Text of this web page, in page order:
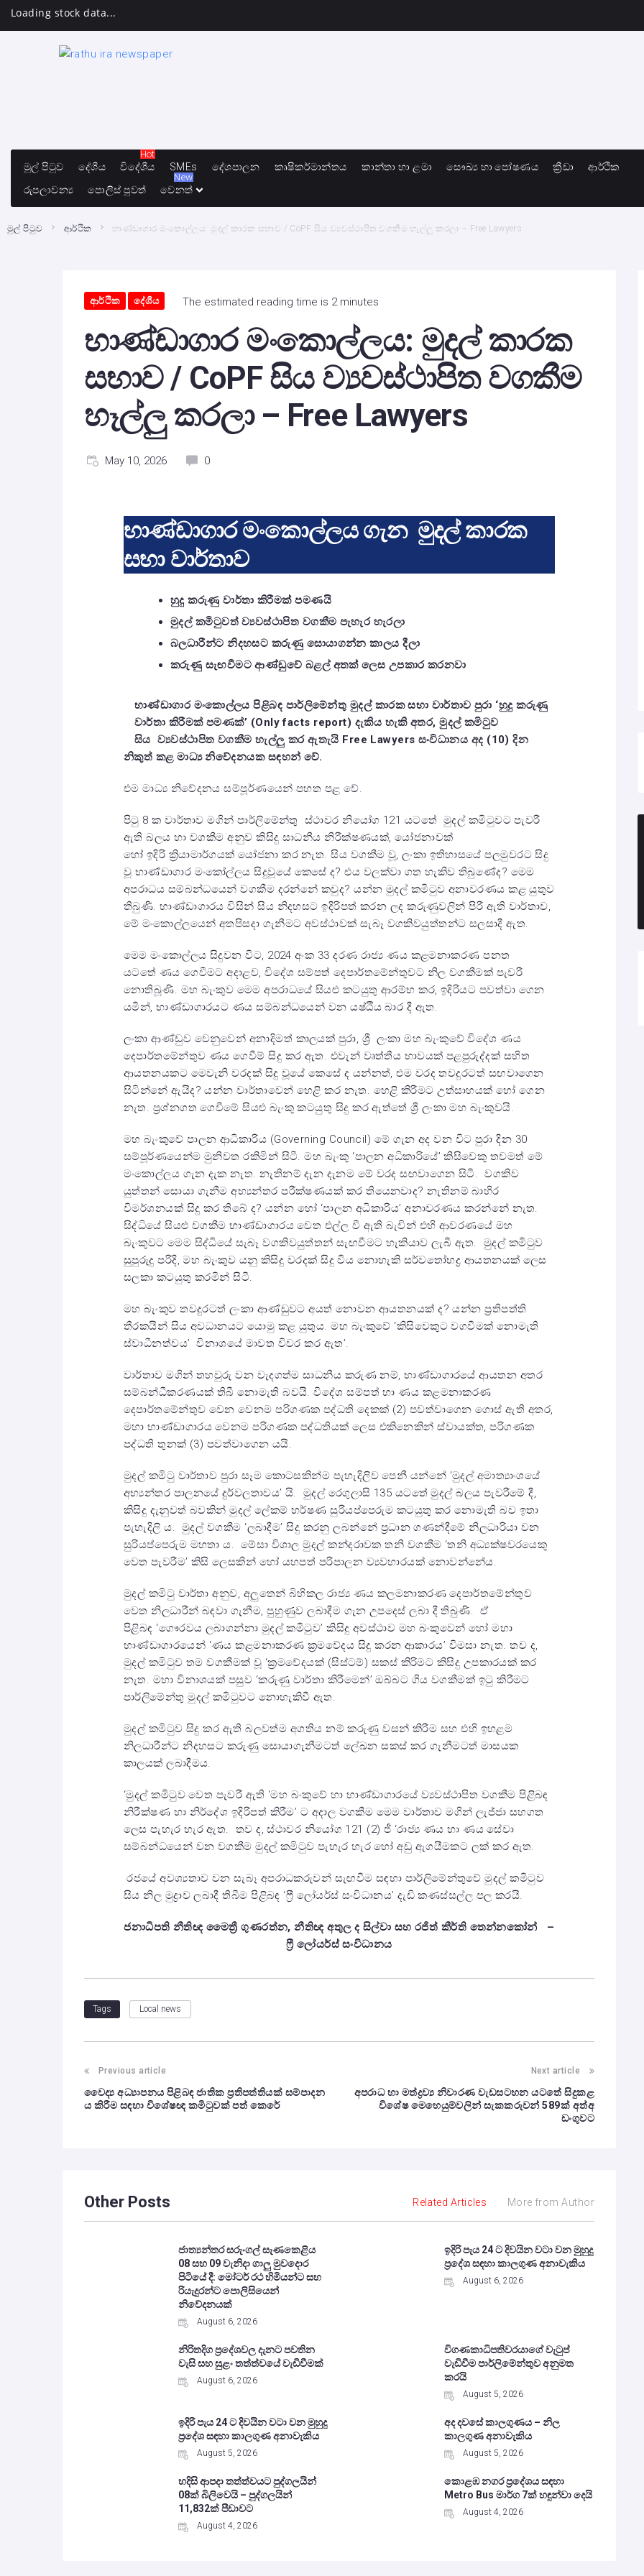
Loading stock data...
මුල් පිටුව දේශීය විදේශීය
Hot
SMEs
දේශපාලන කෘෂිකර්මාන්තය කාන්තා හා ළමා සෞඛ්‍ය හා පෝෂණය ක්‍රීඩා
ආර්ථික
රුපලාවන්‍ය
පොලිස් පුවත් වෙනත්
New
මුල් පිටුව ආර්ථික භාණ්ඩාගාර මංකොල්ලය: මුදල් කාරක සභාව / CoPF සිය ව්‍යවස්ථාපිත වගකීම හෑල්ලු කරලා – Free Lawyers
ආර්ථික දේශීය The estimated reading time is 2 minutes
භාණ්ඩාගාර මංකොල්ලය: මුදල් කාරක
සභාව / CoPF සිය ව්‍යවස්ථාපිත වගකීම
හෑල්ලු කරලා – Free Lawyers
May 10, 2026 0
භාණ්ඩාගාර මංකොල්ලය ගැන මුදල් කාරක
සභා වාර්තාව
හුදු කරුණු වාර්තා කිරීමක් පමණයි
මුදල් කමිටුවත් ව්‍යවස්ථාපිත වගකීම පැහැර හැරලා
බලධාරීන්ට නිදහසට කරුණු සොයාගන්න කාලය දීලා
කරුණු සැඟවීමට ආණ්ඩුවේ බළල් අතක් ලෙස උපකාර කරනවා
භාණ්ඩාගාර මංකොල්ලය පිළිබඳ පාර්ලිමේන්තු මුදල් කාරක සභා වාර්තාව පුරා ‘හුදු කරුණු
වාර්තා කිරීමක් පමණක්’ (Only ‍facts report) දැකිය හැකි අතර, මුදල් කමිටුව
සිය ව්‍යවස්ථාපිත වගකීම හැල්ලු කර ඇතැයි Free Lawyers සංවිධානය අද (10) දින
නිකුත් කළ මාධ්‍ය නිවේදනයක සඳහන් වේ.
එම මාධ්‍ය නිවේදනය සම්පූර්ණයෙන් පහත පළ වේ.
පිටු 8 ක වාර්තාව මගින් පාර්ලිමේන්තු ස්ථාවර නියෝග 121 යටතේ මුදල් කමිටුවට පැවරී
ඇති බලය හා වගකීම අනුව කිසිදු සාධනීය නිරීක්ෂණයක්, යෝජනාවක්
හෝ ඉදිරි ක්‍රියාමාර්ගයක් යෝජනා කර නැත. සිය වගකීම වූ, ලංකා ඉතිහාසයේ පලමුවරට සිදු
වූ භාණ්ඩාගාර මංකෝල්ලය සිදුවූයේ කෙසේ ද? එය වලක්වා ගත හැකිව ති‍බුණේද? මෙම
අපරාධය සම්බන්ධයෙන් වගකීම දරන්නේ කවුද? යන්න මුදල් කමිටුව අනාවරණය කළ යුතුව
තිබුණි. භාණ්ඩාගාරය විසින් සිය නිදහසට ඉදිරිපත් කරන ලද කරුණුවලින් පිරී ඇති වාර්තාව,
මේ මංකොල්ලයෙන් අතපිසදා ගැනීමට අවස්ථාවක් සැබෑ වගකිවයුත්තන්ට සලසාදී ඇත.
මෙම මංකොල්ලය සිදුවන විට, 2024 අංක 33 දරණ රාජ්‍ය ණය කළමනාකරණ පනත
යටතේ ණය ගෙවීමට අදාළව, විදේශ සම්පත් දෙපාර්තමේන්තුවට නිල වගකීමක් පැවරී
නොතිබූණි. මහ බැංකුව මෙම අපරාධයේ සියළු කටයුතු ආරම්භ කර, ඉදිරියට පවත්වා ගෙන
යමින්, භාණ්ඩාගාරයට ණය සම්බන්ධයෙන් වන යෂ්ඨිය බාර දී ඇත.
ලංකා ආණ්ඩුව වෙනුවෙන් අනාදිමත් කාලයක් පුරා, ශ්‍රී ලංකා මහ බැංකුවේ විදේශ ණය
දෙපාර්තමේන්තුව ණය ගෙවීම් සිදු කර ඇත. එවැන් වෘත්තීය භාවයක් පළපුරුද්දක් සහිත
ආයතනයකට මෙවැනි වරදක් සිදු වූයේ කෙසේ ද යන්නත්, එම වරද තවදුරටත් සඟවාගෙන
සිටින්නේ ඇයිද? යන්න වාර්තාවෙන් හෙළි කර නැත. හෙළි කිරීමට උත්සාහයක් හෝ ගෙන
නැත. ප්‍රශ්නගත ගෙවීමේ සියළු බැංකු කටයුතු සිදු කර ඇත්තේ ශ්‍රී ලංකා මහ බැංකුවයි.
මහ බැංකුවේ පාලන ආධිකාරිය (Governing Council) මේ ගැන අද වන විට පුරා දින 30
සම්පූර්ණයෙන්ම මුනිවත රකිමින් සිටී. මහ බැංකු ‘පාලන අධිකාරියේ’ කිසිවෙකු තවමත් මේ
මංකොල්ලය ගැන දැක‍ නැත. නැතිනම් දැන දැනම මේ වරද සඟවාගෙන සිටී. වගකිව
යුත්තන් සොයා ගැනීම අභ්‍යන්තර පරීක්ෂණයක් කර තියෙනවාද? නැතිනම් බාහිර
විමර්ශනයක් සිදු කර තිබේ ද? යන්න හෝ ‘පාලන අධිකාරිය’ අනාවරණය කරන්නේ නැත.
සිද්ධියේ සියළු වගකීම භාණ්ඩාගාරය වෙත එල්ල වී ඇති බැවින් එහි ආවරණයේ මහ
බැංකුවට මෙම සිද්ධියේ සැබෑ වගකිවයුත්තන් සැඟවීමට හැකියාව ලැබී ඇත. මුදල් කමිටුව
සුපුරුදු පරිදි, මහ බැංකුව යනු කිසිදු වරදක් සිදු විය නොහැකි සර්වතෝභද්‍ර ආයතනයක් ලෙස
සලකා කටයුතු කරමින් සිටී.
මහ බැංකුව තවදුරටත් ලංකා ආණ්ඩුවට අයත් නොවන ආයතනයක් ද? යන්න ප්‍රතිපත්ති
තීරකයින් සිය අවධානයට යොමු කළ යුතුය. මහ බැංකුවේ ‘කිසිවෙකුට වගවීමක් නොමැති
ස්වාධීනත්වය’ විනාශයේ මාවත විවර කර ඇත’.
වාර්තාව මගින් තහවුරු වන වැදගත්ම සාධනීය කරුණ නම්, භාණ්ඩාගාරයේ ආයතන අතර
සම්බන්ධීකරණයක් තිබී නොමැති බවයි. විදේශ සම්පත් හා ණය කළමනාකරණ
දෙපාර්තමේන්තුව වෙන වෙනම පරිගණක පද්ධති දෙකක් (2) පවත්වාගෙන ගොස් ඇති අතර,
මහා භාණ්ඩාගාරය වෙනම පරිගණක පද්ධතියක් ලෙස එකිනෙකින් ස්වායක්ත, පරිගණක
පද්ධති තුනක් (3) පවත්වාගෙන යයි.
මුදල් කමිටු වාර්තාව පුරා සෑම කොටසකින්ම පැහැදිලිව පෙනී යන්නේ ‘මුදල් අමාත්‍යාංශයේ
අභ්‍යන්තර පාලනයේ දුර්වලතාවය’ යි. මුදල් රෙගුලාසි 135 යටතේ මුදල් බලය පැවරීමේ දී,
කිසිදු දැනුවත් බවකින් මුදල් ලේකම් හර්ෂණ සුරියප්පෙරුම කටයුතු කර නොමැති බව ඉතා
පැහැදිලි ය. මුදල් වගකීම ‘ලබාදීම’ සිදු කරනු ලබන්නේ ප්‍රධාන ගණන්දීමේ නිලධාරියා වන
සුරියප්පෙරුම මහතා ය. මේසා විශාල මුදල් කන්දරාවක තනි වගකීම ‘තනි අධ්‍යක්ෂවරයෙකු
වෙත පැවරීම’ කිසි ලෙසකින් හෝ යහපත් පරිපාලන ව්‍යවහාරයක් නොවන්නේය.
මුදල් කමිටු වාර්තා අනුව, අලුතෙන් බිහිකල රාජ්‍ය ණය කලමනාකරණ දෙපාර්තමේන්තුව
වෙත නිලධාරීන් බඳවා ගැනීම, පුහුණුව ලබාදීම ගැන උපදෙස් ලබා දී තිබුණි. ඒ
පිළිබඳ ‘ගෞරවය ලබාගන්නා මුදල් කමිටුව’ කිසිදු අවස්ථාව මහ බංකුවෙන් හෝ මහා
භාණ්ඩාගාරයෙන් ‘ණය කළමනාකරණ ක්‍රමවේදය සිදු කරන ආකාරය’ විමසා නැත. තව ද,
මුදල් කමිටුව තම වගකීමක් වූ ‘ක්‍රමවේදයක් (සිස්ටම්) සකස් කිරිමට කිසිදු උපකාරයක් කර
නැත. මහා විනාශයක් පසුව ‘කරුණු වාර්තා කිරී‍මෙන්’ ඔබ්බට ගිය වගකීමක් ඉටු කිරීමට
පාර්ලි‍මේන්තු මුදල් කමිටුවට නොහැකිවී ඇත.
මුදල් කමිටුව සිදු කර ඇති බලවත්ම අගතිය නම් කරුණු වසන් කිරීම සහ එහි ඉහළම
නිලධාරීන්ට නිදහසට කරුණු සොයාගැනීමටත් ලේඛන සකස් කර ගැනීමටත් මාසයක
කාලයක් ලබාදීමය.
‘මුදල් කමිටුව වෙත පැවරී ඇති ‘මහ බංකුවේ හා භාණ්ඩාගාරයේ ව්‍යවස්ථාපිත වගකීම පිළිබඳ
නිරීක්ෂණ හා නිර්දේශ ඉදිරිපත් කිරී‍ම’ ට අදාල වගකීම මෙම වාර්තාව මගින් ලැජ්ජා සහගත
ලෙස පැහැර හැර ඇත. තව ද, ස්ථාවර නියෝග 121 (2) ජී ‘රාජ්‍ය ණය හා ණය සේවා
සම්බන්ධයෙන් වන වගකීම මුදල් කමිටුව පැහැර හැර හෝ අඩු ඇගයීමකට ලක් කර ඇත.
රජයේ අවශ්‍යතාව වන සැබෑ අපරාධකරුවන් සැඟවීම සඳහා පාර්ලිමේන්තුවේ මුදල් කමිටුව
සිය නිල මුද්‍රාව ලබාදී තිබීම පිළිබඳ ‘‍ෆ්‍රී ලෝයර්ස් සංවිධානය’ දැඩි කණස්සල්ල පල කරයි.
ජනාධිපති නීතිඥ මෛත්‍රී ගුණරත්න, නීතිඥ අතුල ද සිල්වා සහ රජිත් කීර්ති තෙන්නකෝන් –
‍ෆ්‍රී ලෝයර්ස් සංවිධානය
Tags Local news
Previous article
වෛද්‍ය අධ්‍යාපනය පිළිබඳ ජාතික ප්‍රතිපත්තියක් සම්පාදන
ය කිරීම සඳහා විශේෂඥ කමිටුවක් පත් කෙරේ
Next article
අපරාධ හා මත්ද්‍රව්‍ය නිවාරණ වැඩසටහන යටතේ සිදුකළ
විශේෂ මෙහෙයුම්වලින් සැකකරුවන් 589ක් අත්අ
ඩංගුවට
Other Posts Related Articles More from Author
ජාත්‍යන්තර සරුංගල් සැණකෙළිය
08 සහ 09 වැනිදා ගාලු මුවදොර
පිටියේ දී: මෝටර් රථ හිමියන්ට සහ
රියැදුරන්ට පොලිසියෙන්
නිවේදනයක්
August 6, 2026
ඉදිරි පැය 24 ට දිවයින වටා වන මුහුදු
ප්‍රදේශ සඳහා කාලගුණ අනාවැකිය
August 6, 2026
නිරිතදිග ප්‍රදේශවල දැනට පවතින
වැසි සහ සුළං තත්ත්වයේ වැඩිවීමක්
August 6, 2026
විගණකාධිපතිවරයාගේ වැටුප්
වැඩිවීම පාර්ලිමේන්තුව අනුමත
කරයි
August 5, 2026
ඉදිරි පැය 24 ට දිවයින වටා වන මුහුදු
ප්‍රදේශ සඳහා කාලගුණ අනාවැකිය
August 5, 2026
අද දවසේ කාලගුණය – නිල
කාලගුණ අනාවැකිය
August 5, 2026
හදිසි ආපදා තත්ත්වයට පුද්ගලයින්
08ක් බිලිවෙයි – පුද්ගලයින්
11,832ක් පීඩාවට
August 4, 2026
කොළඹ නගර ප්‍රදේශය සඳහා
Metro Bus මාර්ග 7ක් හඳුන්වා දෙයි
August 4, 2026